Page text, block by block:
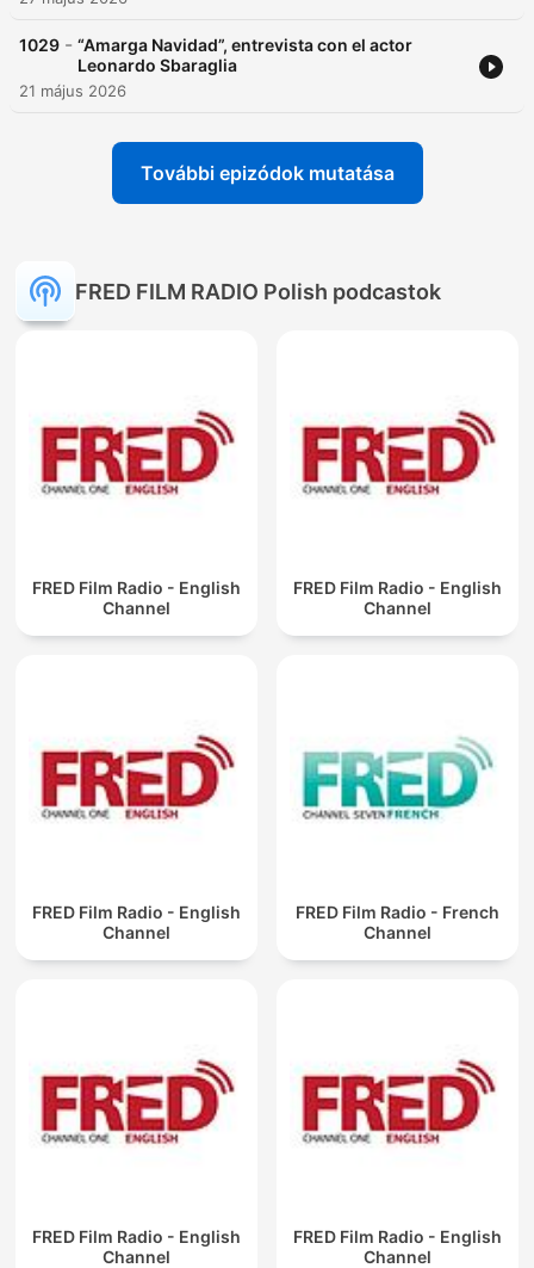
1029 - “Amarga Navidad”, entrevista con el actor
Leonardo Sbaraglia
21 május 2026
További epizódok mutatása
FRED FILM RADIO Polish podcastok
FRED Film Radio - English
Channel
FRED Film Radio - English
Channel
FRED Film Radio - English
Channel
FRED Film Radio - French
Channel
FRED Film Radio - English
Channel
FRED Film Radio - English
Channel